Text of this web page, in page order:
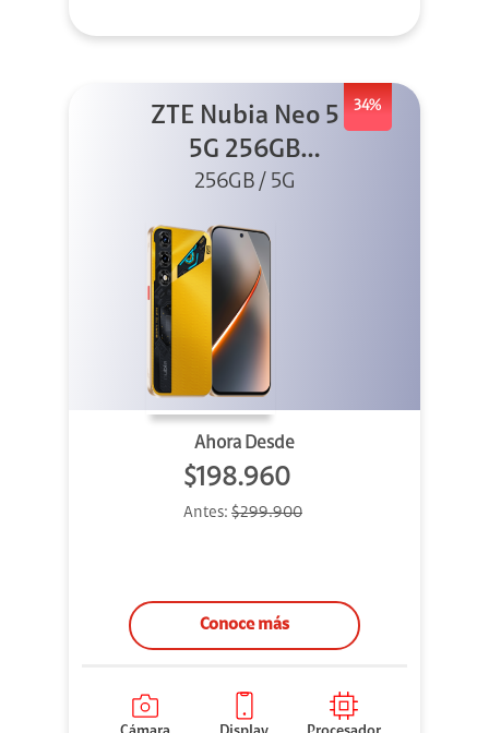
34%
ZTE Nubia Neo 5
5G 256GB
Dorado
256GB / 5G
Ahora Desde
$198.960
Antes: $299.900
Conoce más